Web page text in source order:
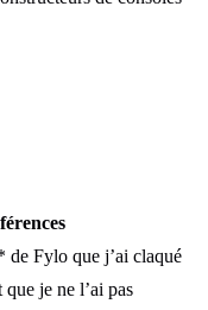
de Fylo que j’ai claqué
je ne l’ai pas